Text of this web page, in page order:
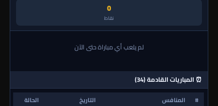
0
نقاط
لم يلعب أي مباراة حتى الآن
⏰ المباريات القادمة (34)
# المنافس التاريخ
الحالة